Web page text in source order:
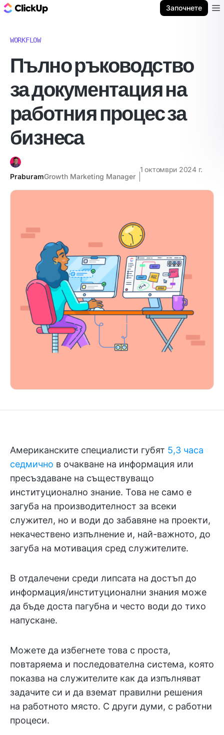
Започнете
WORKFLOW
Пълно ръководство
за документация на
работния процес за
бизнеса
PraburamGrowth Marketing Manager
1 октомври 2024 г.
Американските специалисти губят 5,3 часа
седмично в очакване на информация или
пресъздаване на съществуващо
институционално знание. Това не само е
загуба на производителност за всеки
служител, но и води до забавяне на проекти,
некачествено изпълнение и, най-важното, до
загуба на мотивация сред служителите.
В отдалечени среди липсата на достъп до
информация/институционални знания може
да бъде доста пагубна и често води до тихо
напускане.
Можете да избегнете това с проста,
повтаряема и последователна система, която
показва на служителите как да изпълняват
задачите си и да вземат правилни решения
на работното място. С други думи, с работни
процеси.